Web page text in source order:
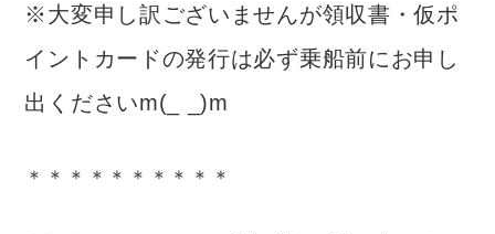
※大変申し訳ございませんが領収書・仮ポ
イントカードの発行は必ず乗船前にお申し
出くださいm(_ _)m
＊＊＊＊＊＊＊＊＊＊